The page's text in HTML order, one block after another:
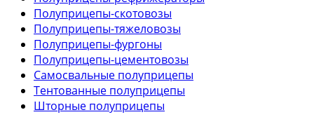
Полуприцепы-скотовозы
Полуприцепы-тяжеловозы
Полуприцепы-фургоны
Полуприцепы-цементовозы
Самосвальные полуприцепы
Тентованные полуприцепы
Шторные полуприцепы